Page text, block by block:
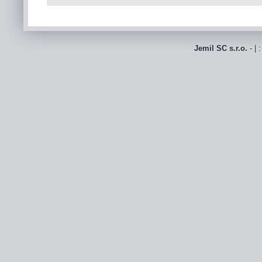
Jemil SC s.r.o. - |